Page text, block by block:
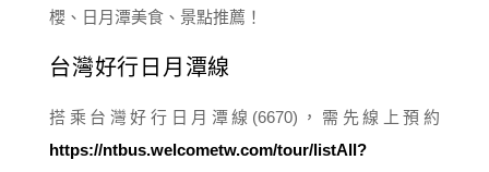
台灣好行日月潭線
搭乘台灣好行日月潭線(6670)，需先線上預約
https://ntbus.welcometw.com/tour/listAll?